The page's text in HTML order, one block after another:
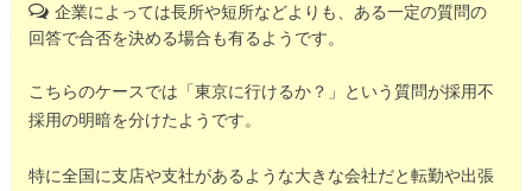
企業によっては長所や短所などよりも、ある一定の質問の
回答で合否を決める場合も有るようです。
こちらのケースでは「東京に行けるか？」という質問が採用不
採用の明暗を分けたようです。
特に全国に支店や支社があるような大きな会社だと転勤や出張